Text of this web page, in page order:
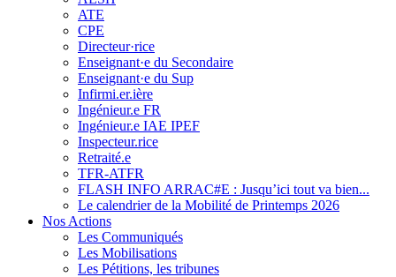
ATE
CPE
Directeur·rice
Enseignant·e du Secondaire
Enseignant·e du Sup
Infirmi.er.ière
Ingénieur.e FR
Ingénieur.e IAE IPEF
Inspecteur.rice
Retraité.e
TFR-ATFR
FLASH INFO ARRAC#E : Jusqu’ici tout va bien...
Le calendrier de la Mobilité de Printemps 2026
Nos Actions
Les Communiqués
Les Mobilisations
Les Pétitions, les tribunes